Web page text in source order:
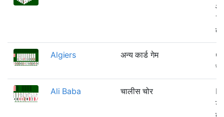
Algiers अन्य कार्ड गेम
Ali Baba चालीस चोर